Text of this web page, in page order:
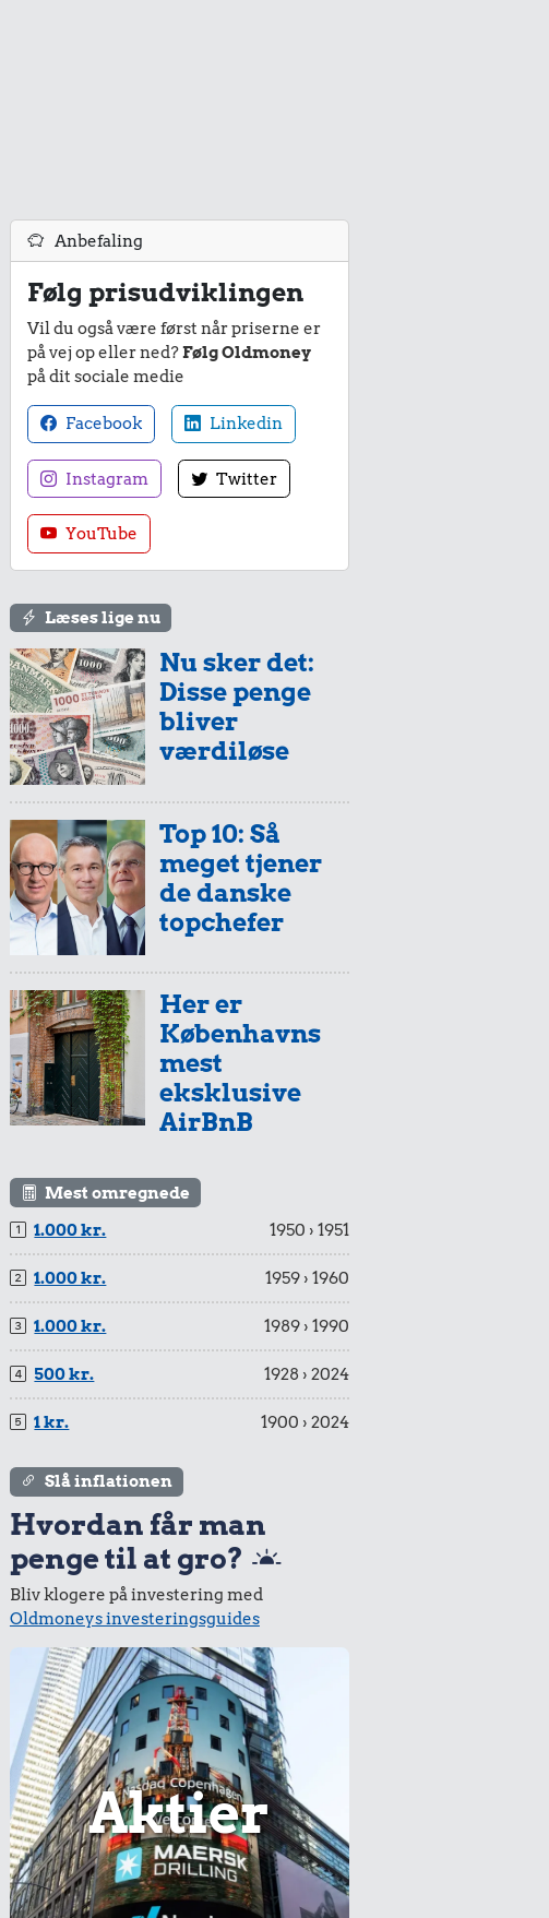
Anbefaling
Følg prisudviklingen
Vil du også være først når priserne er
på vej op eller ned?Følg Oldmoney
på dit sociale medie
Facebook Linkedin
Instagram Twitter
YouTube
Læses lige nu
Nu sker det:
Disse penge
bliver
værdiløse
Top 10: Så
meget tjener
de danske
topchefer
Her er
Københavns
mest
eksklusive
AirBnB
Mest omregnede
1.000 kr.
1950 › 1951
1.000 kr. 1959 › 1960
1.000 kr. 1989 › 1990
500 kr. 1928 › 2024
1 kr. 1900 › 2024
Slå inflationen
Hvordan får man
penge til at gro?
Bliv klogere på investering med
Oldmoneys investeringsguides
Aktier